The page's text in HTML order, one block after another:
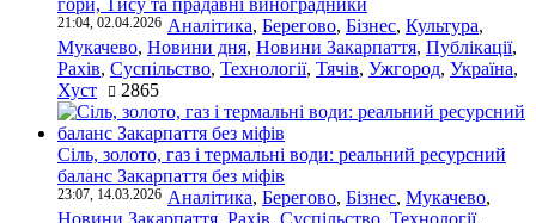
гори, Тису та прадавні виноградники
21:04, 02.04.2026 Аналітика, Берегово, Бізнес, Культура,
Мукачево, Новини дня, Новини Закарпаття, Публікації,
Рахів, Суспільство, Технології, Тячів, Ужгород, Україна,
Хуст
2865
Сіль, золото, газ і термальні води: реальний ресурсний
баланс Закарпаття без міфів
23:07, 14.03.2026 Аналітика, Берегово, Бізнес, Мукачево,